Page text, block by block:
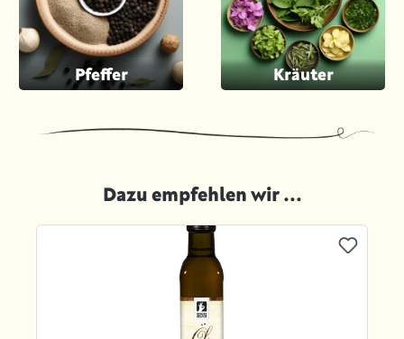
Pfeffer Kräuter
Dazu empfehlen wir ...
Produktgalerie überspringen